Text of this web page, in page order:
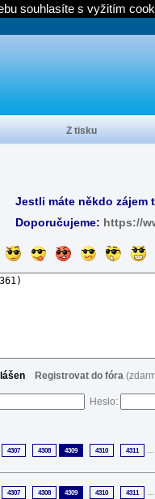
Jestli máte někdo zájem
Doporučujeme: https://
Registrovat do fóra
Heslo:
4307 4308 4309 4310 4311 ...
4307 4308 4309 4310 4311 ...
Z tisku
souhlasíte s vyžitím